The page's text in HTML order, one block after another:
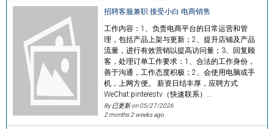
招聘客服兼职 接受小白 电商销售
工作内容：1、负责电商平台的日常运营和管
理，包括产品上架与更新；2、提升店铺及产品
流量，进行有效营销以提高访问量；3、回复顾
客，处理订单工作要求：1、合法的工作身份，
善于沟通，工作态度积极；2、会使用电脑或手
机，上网方便。 薪资日结丰厚，应聘方式
WeChat:pinterestv（快速联系）…
By 已更新 on05/27/2026
2 months 2 weeks ago